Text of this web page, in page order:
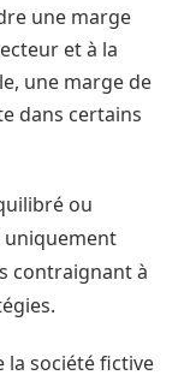
une marge
et à la
une marge de
dans certains
ou
uniquement
contraignant à
la société fictive